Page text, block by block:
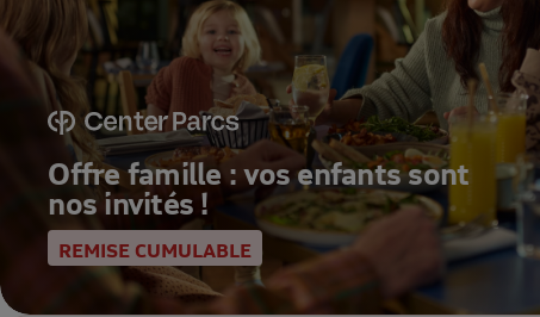
Offre famille : vos enfants sont
nos invités !
REMISE CUMULABLE